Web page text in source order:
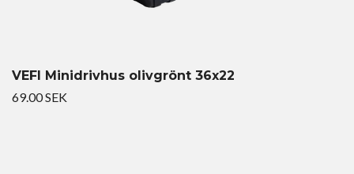
VEFI Minidrivhus olivgrönt 36x22
69.00 SEK